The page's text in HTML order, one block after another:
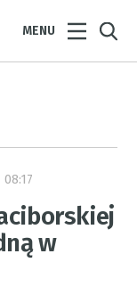
MENU
08:17
w